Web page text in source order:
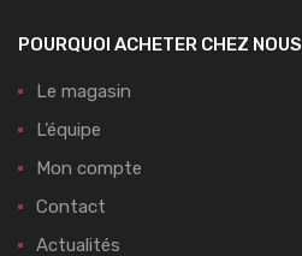
POURQUOI ACHETER CHEZ NOUS
Le magasin
L’équipe
Mon compte
Contact
Actualités